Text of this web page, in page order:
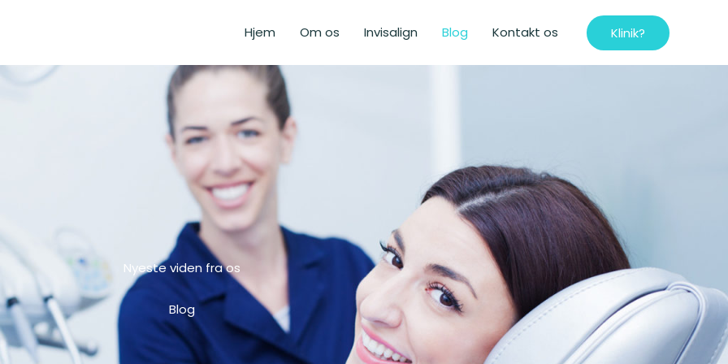
Hjem Om os Invisalign Blog Kontakt os Klinik?
Nyeste viden fra os
Blog